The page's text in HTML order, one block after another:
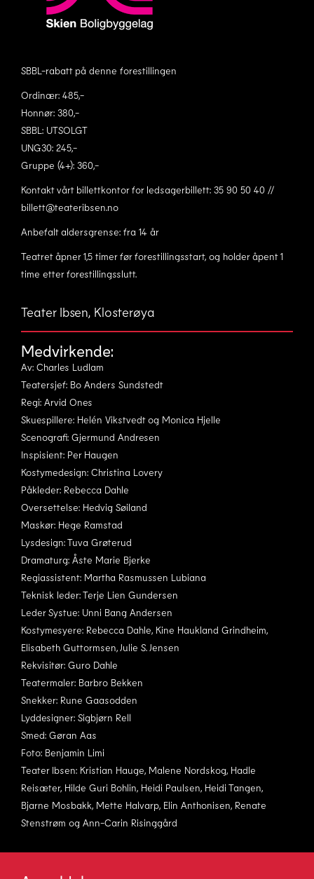
SBBL-rabatt på denne forestillingen
Ordinær: 485,-
Honnør: 380,-
SBBL: UTSOLGT
UNG30: 245,-
Gruppe (4+): 360,-
Kontakt vårt billettkontor for ledsagerbillett: 35 90 50 40 //
billett@teateribsen.no
Anbefalt aldersgrense: fra 14 år
Teatret åpner 1,5 timer før forestillingsstart, og holder åpent 1
time etter forestillingsslutt.
Teater Ibsen, Klosterøya
Medvirkende:
Av: Charles Ludlam
Teatersjef: Bo Anders Sundstedt
Regi: Arvid Ones
Skuespillere: Helén Vikstvedt og Monica Hjelle
Scenografi: Gjermund Andresen
Inspisient: Per Haugen
Kostymedesign: Christina Lovery
Påkleder: Rebecca Dahle
Oversettelse: Hedvig Søiland
Maskør: Hege Ramstad
Lysdesign: Tuva Grøterud
Dramaturg: Åste Marie Bjerke
Regiassistent: Martha Rasmussen Lubiana
Teknisk leder: Terje Lien Gundersen
Leder Systue: Unni Bang Andersen
Kostymesyere: Rebecca Dahle, Kine Haukland Grindheim,
Elisabeth Guttormsen, Julie S. Jensen
Rekvisitør: Guro Dahle
Teatermaler: Barbro Bekken
Snekker: Rune Gaasodden
Lyddesigner: Sigbjørn Rell
Smed: Gøran Aas
Foto: Benjamin Limi
Teater Ibsen: Kristian Hauge, Malene Nordskog, Hadle
Reisæter, Hilde Guri Bohlin, Heidi Paulsen, Heidi Tangen,
Bjarne Mosbakk, Mette Halvarp, Elin Anthonisen, Renate
Stenstrøm og Ann-Carin Risinggård